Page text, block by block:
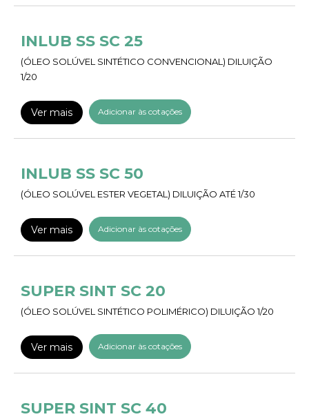
INLUB SS SC 25
(ÓLEO SOLÚVEL SINTÉTICO CONVENCIONAL) DILUIÇÃO
1/20
Ver mais Adicionar às cotações
INLUB SS SC 50
(ÓLEO SOLÚVEL ESTER VEGETAL) DILUIÇÃO ATÉ 1/30
Ver mais Adicionar às cotações
SUPER SINT SC 20
(ÓLEO SOLÚVEL SINTÉTICO POLIMÉRICO) DILUIÇÃO 1/20
Ver mais Adicionar às cotações
SUPER SINT SC 40